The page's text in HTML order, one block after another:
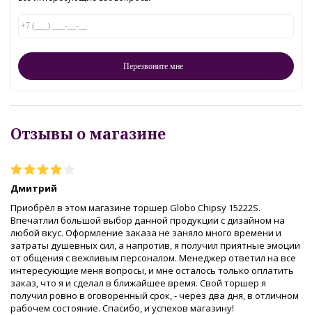
Отзывы о магазине
Дмитрий
Приобрёл в этом магазине торшер Globo Chipsy 15222S.
Впечатлил большой выбор данной продукции с дизайном на
любой вкус. Оформление заказа не заняло много времени и
затраты душевных сил, а напротив, я получил приятные эмоции
от общения с вежливым персоналом. Менеджер ответил на все
интересующие меня вопросы, и мне осталось только оплатить
заказ, что я и сделал в ближайшее время. Свой торшер я
получил ровно в оговоренный срок, - через два дня, в отличном
рабочем состояние. Спасибо, и успехов магазину!